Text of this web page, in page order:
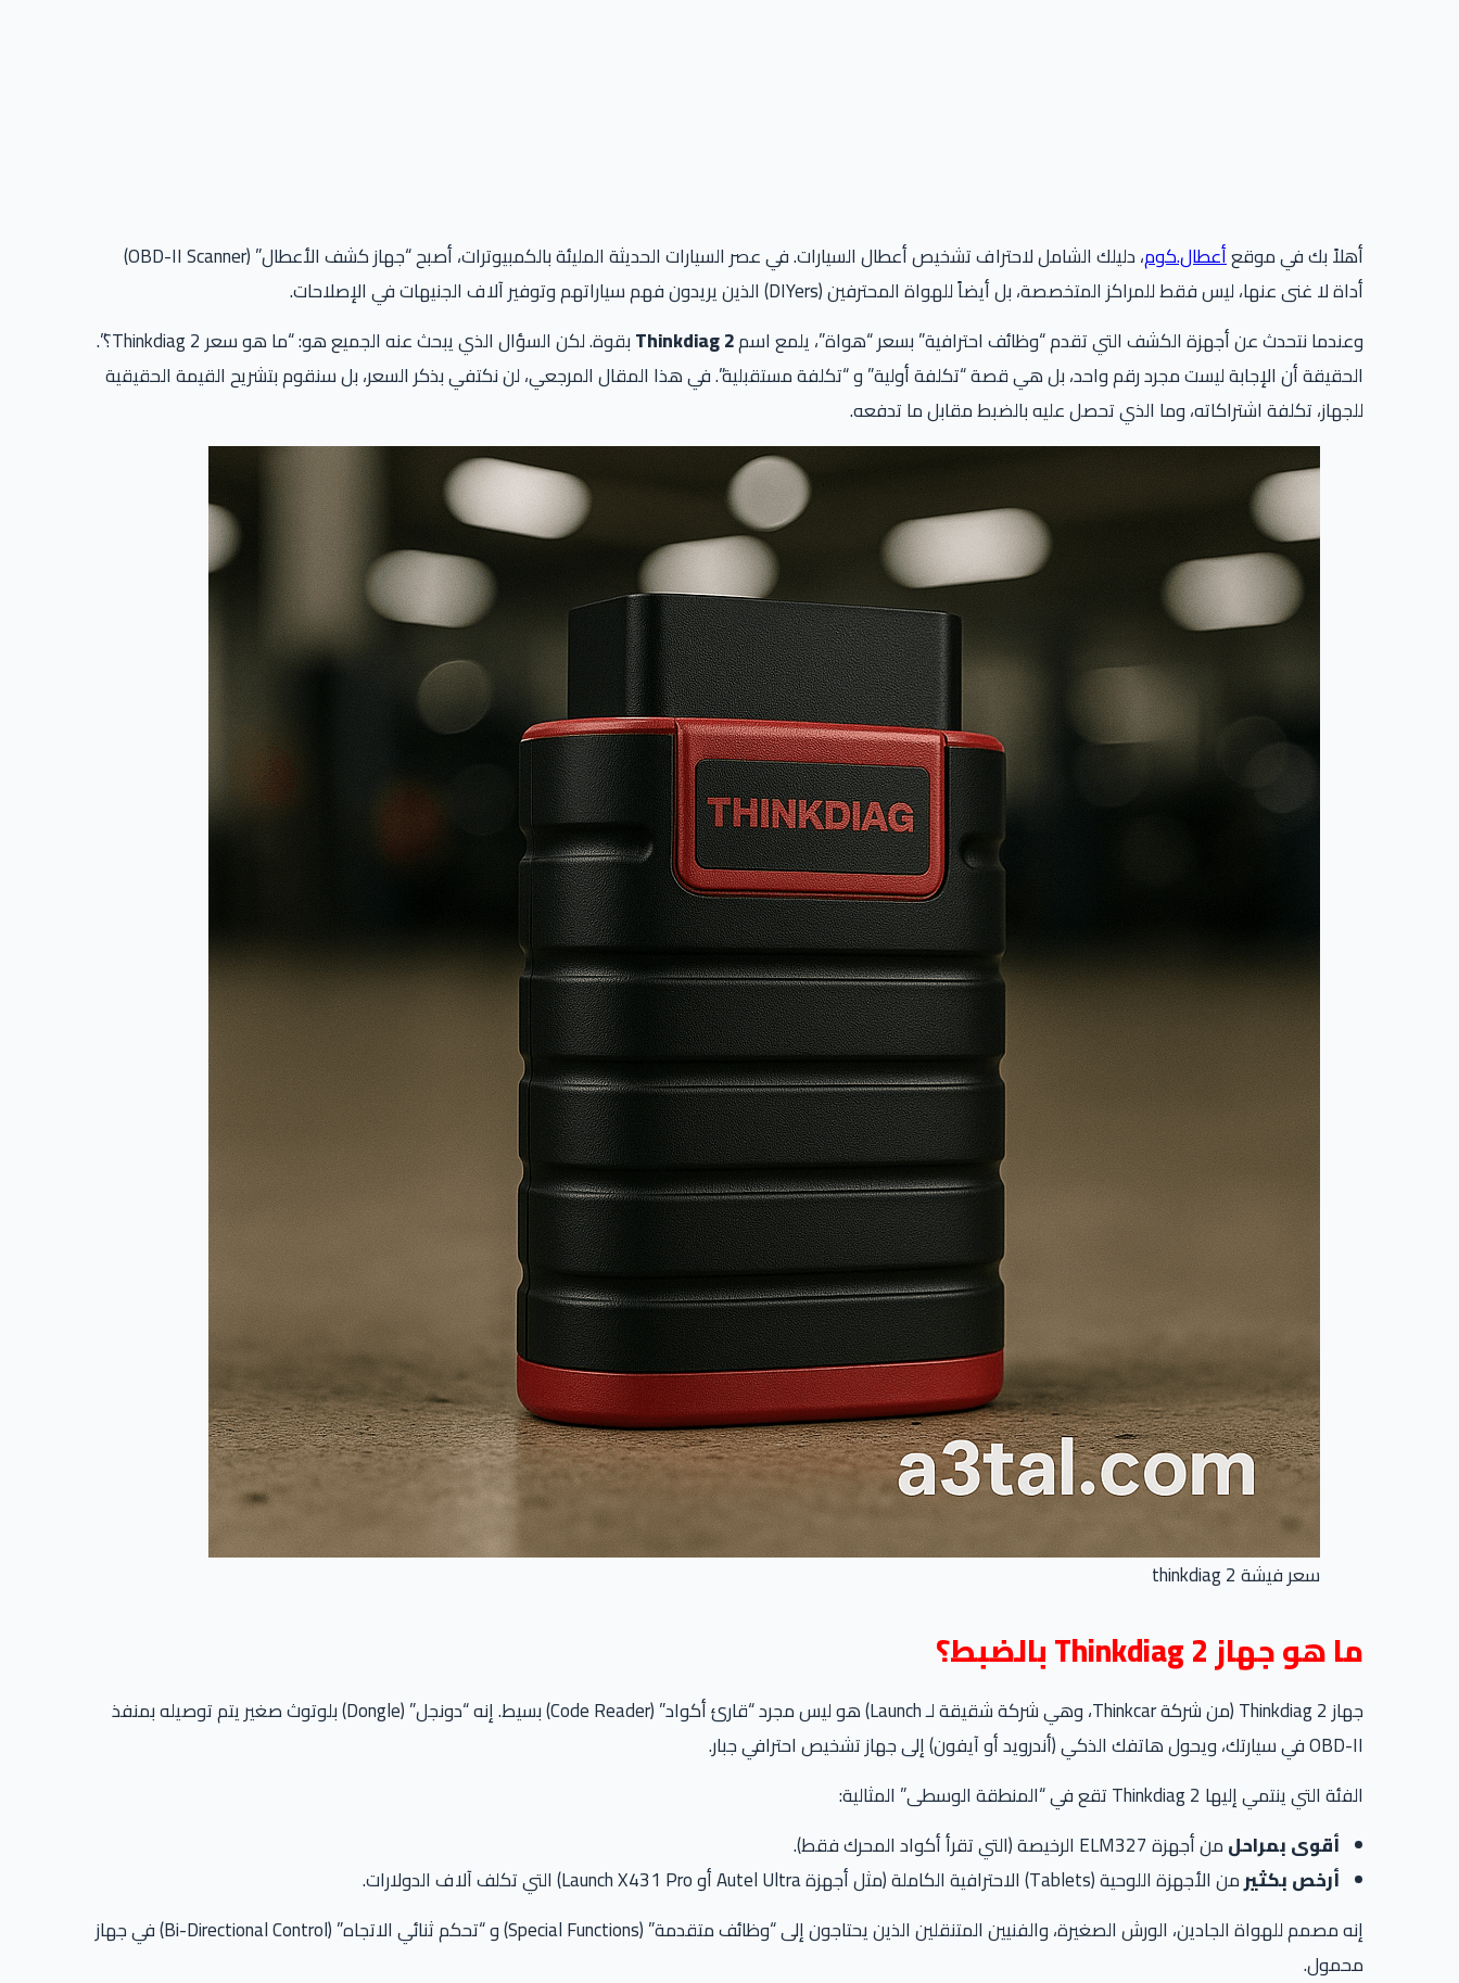
أهلاً بك في موقعأعطال.كوم
، دليلك الشامل لاحتراف تشخيص أعطال السيارات. في عصر السيارات الحديثة المليئة بالكمبيوترات، أصبح “جهاز كشف الأعطال” (OBD-II Scanner)
أداة لا غنى عنها، ليس فقط للمراكز المتخصصة، بل أيضاً للهواة المحترفين (DIYers) الذين يريدون فهم سياراتهم وتوفير آلاف الجنيهات في الإصلاحات.
وعندما نتحدث عن أجهزة الكشف التي تقدم “وظائف احترافية” بسعر “هواة”، يلمع اسمThinkdiag 2
بقوة. لكن السؤال الذي يبحث عنه الجميع هو: “ما هو سعر Thinkdiag 2؟”.
الحقيقة أن الإجابة ليست مجرد رقم واحد، بل هي قصة “تكلفة أولية” و “تكلفة مستقبلية”. في هذا المقال المرجعي، لن نكتفي بذكر السعر، بل سنقوم بتشريح القيمة الحقيقية
للجهاز، تكلفة اشتراكاته، وما الذي تحصل عليه بالضبط مقابل ما تدفعه.
سعر فيشة thinkdiag 2
ما هو جهاز Thinkdiag 2 بالضبط؟
جهاز Thinkdiag 2 (من شركة Thinkcar، وهي شركة شقيقة لـ Launch) هو ليس مجرد “قارئ أكواد” (Code Reader) بسيط. إنه “دونجل” (Dongle) بلوتوث صغير يتم توصيله بمنفذ
OBD-II في سيارتك، ويحول هاتفك الذكي (أندرويد أو آيفون) إلى جهاز تشخيص احترافي جبار.
الفئة التي ينتمي إليها Thinkdiag 2 تقع في “المنطقة الوسطى” المثالية:
أقوى بمراحلمن أجهزة ELM327 الرخيصة (التي تقرأ أكواد المحرك فقط).
أرخص بكثيرمن الأجهزة اللوحية (Tablets) الاحترافية الكاملة (مثل أجهزة Autel Ultra أو Launch X431 Pro) التي تكلف آلاف الدولارات.
إنه مصمم للهواة الجادين، الورش الصغيرة، والفنيين المتنقلين الذين يحتاجون إلى “وظائف متقدمة” (Special Functions) و “تحكم ثنائي الاتجاه” (Bi-Directional Control) في جهاز
محمول.